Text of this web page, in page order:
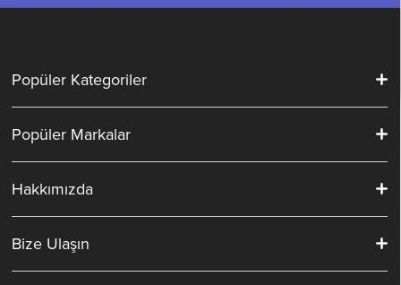
Popüler Kategoriler
Popüler Markalar
Hakkımızda
Bize Ulaşın